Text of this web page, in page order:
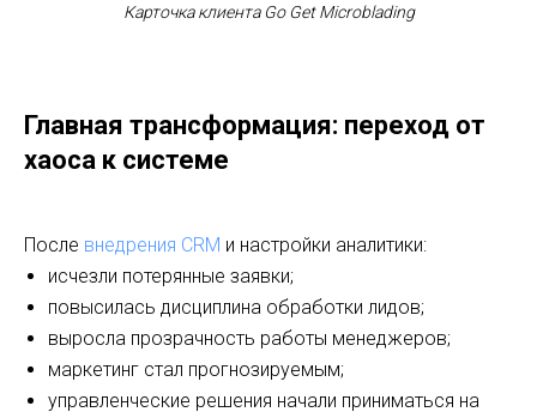
Карточка клиента Go Get Microblading
Главная трансформация: переход от
хаоса к системе
После внедрения CRM и настройки аналитики:
исчезли потерянные заявки;
повысилась дисциплина обработки лидов;
выросла прозрачность работы менеджеров;
маркетинг стал прогнозируемым;
управленческие решения начали приниматься на